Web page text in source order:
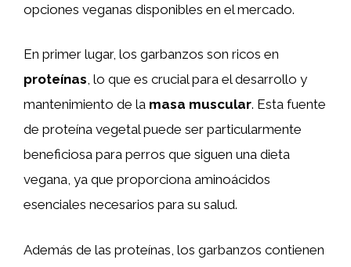
opciones veganas disponibles en el mercado.
En primer lugar, los garbanzos son ricos en
proteínas, lo que es crucial para el desarrollo y
mantenimiento de la masa muscular. Esta fuente
de proteína vegetal puede ser particularmente
beneficiosa para perros que siguen una dieta
vegana, ya que proporciona aminoácidos
esenciales necesarios para su salud.
Además de las proteínas, los garbanzos contienen